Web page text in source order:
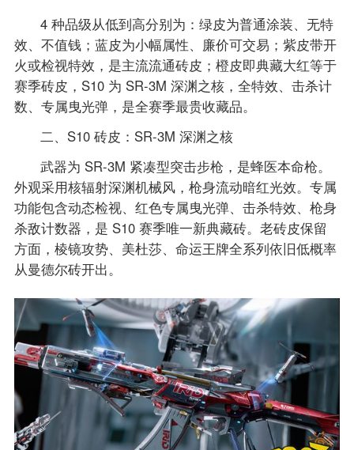
4 种品级从低到高分别为：绿皮为普通涂装、无特
效、不值钱；蓝皮为小幅属性、廉价可交易；紫皮带开
火或检视特效，是主流流通砖皮；橙皮即典藏大红等于
赛季砖皮，S10 为 SR-3M 深渊之核，全特效、击杀计
数、专属曳光弹，是全赛季最贵收藏品。
二、S10 砖皮：SR-3M 深渊之核
武器为 SR-3M 紧凑型突击步枪，是蜂医本命枪。
外观采用核辐射深渊机械风，枪身流动暗红光效。专属
功能包含动态检视、红色专属曳光弹、击杀特效、枪身
杀敌计数器，是 S10 赛季唯一新典藏砖。老砖皮保留
方面，棱镜攻势、美杜莎、命运王牌全系列依旧低概率
从曼德尔砖开出。